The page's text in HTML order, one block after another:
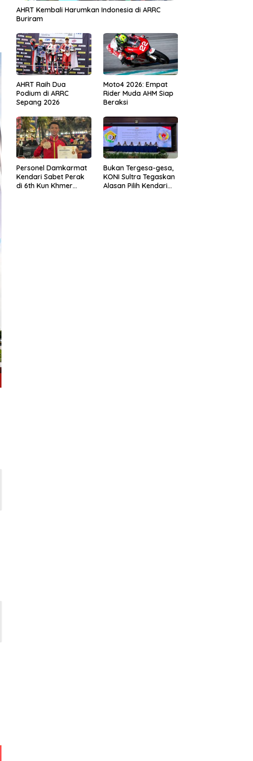
AHRT Kembali Harumkan Indonesia di ARRC
Buriram
AHRT Raih Dua
Podium di ARRC
Sepang 2026
Moto4 2026: Empat
Rider Muda AHM Siap
Beraksi
Personel Damkarmat
Kendari Sabet Perak
di 6th Kun Khmer
Bukan Tergesa-gesa,
KONI Sultra Tegaskan
Alasan Pilih Kendari